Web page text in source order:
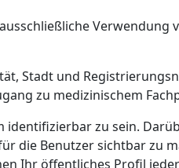
Verwendung
Stadt und
zu medizinischem
zu sein.
die Benutzer sichtbar zu
Ihr öffentliches Profil